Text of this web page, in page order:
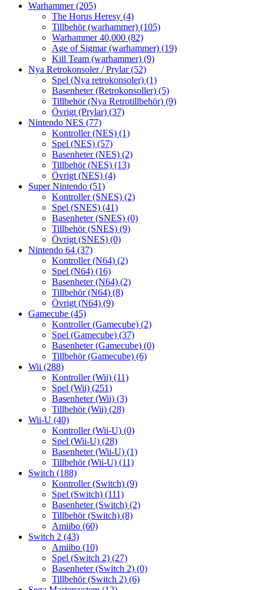
Warhammer(205)
The Horus Heresy (4)
Tillbehör (warhammer) (105)
Warhammer 40,000 (82)
Age of Sigmar (warhammer) (19)
Kill Team (warhammer) (9)
Nya Retrokonsoler / Prylar(52)
Spel (Nya retrokonsoler) (1)
Basenheter (Retrokonsoller) (5)
Tillbehör (Nya Retrotillbehör) (9)
Övrigt (Prylar) (37)
Nintendo NES (77)
Kontroller (NES) (1)
Spel (NES) (57)
Basenheter (NES) (2)
Tillbehör (NES) (13)
Övrigt (NES) (4)
Super Nintendo (51)
Kontroller (SNES) (2)
Spel (SNES) (41)
Basenheter (SNES) (0)
Tillbehör (SNES) (9)
Övrigt (SNES) (0)
Nintendo 64 (37)
Kontroller (N64) (2)
Spel (N64) (16)
Basenheter (N64) (2)
Tillbehör (N64) (8)
Övrigt (N64) (9)
Gamecube (45)
Kontroller (Gamecube) (2)
Spel (Gamecube) (37)
Basenheter (Gamecube) (0)
Tillbehör (Gamecube) (6)
Wii (288)
Kontroller (Wii) (11)
Spel (Wii) (251)
Basenheter (Wii) (3)
Tillbehör (Wii) (28)
Wii-U (40)
Kontroller (Wii-U) (0)
Spel (Wii-U) (28)
Basenheter (Wii-U) (1)
Tillbehör (Wii-U) (11)
Switch (188)
Kontroller (Switch) (9)
Spel (Switch) (111)
Basenheter (Switch) (2)
Tillbehör (Switch) (8)
Amiibo (60)
Switch 2 (43)
Amiibo (10)
Spel (Switch 2) (27)
Basenheter (Switch 2) (0)
Tillbehör (Switch 2) (6)